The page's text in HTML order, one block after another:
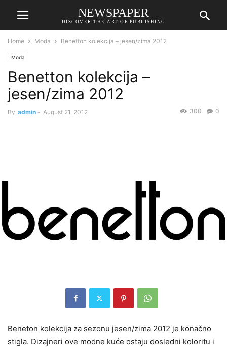
NEWSPAPER
DISCOVER THE ART OF PUBLISHING
Home Moda Benetton kolekcija – jesen/zima 2012
Moda
Benetton kolekcija –
jesen/zima 2012
By admin - August 21, 2012 0
300
Beneton kolekcija za sezonu jesen/zima 2012 je konačno
stigla. Dizajneri ove modne kuće ostaju dosledni koloritu i